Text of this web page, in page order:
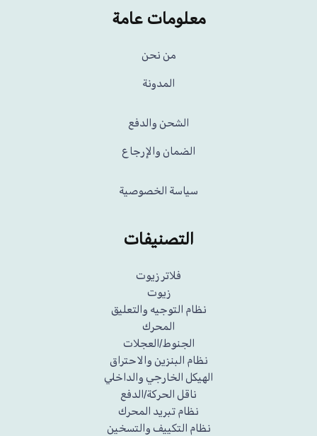
معلومات عامة
من نحن
المدونة
الشحن والدفع
الضمان والإرجاع
سياسة الخصوصية
التصنيفات
فلاتر زيوت
زيوت
نظام التوجيه والتعليق
المحرك
الجنوط/العجلات
نظام البنزين والاحتراق
الهيكل الخارجي والداخلي
ناقل الحركة/الدفع
نظام تبريد المحرك
نظام التكييف والتسخين